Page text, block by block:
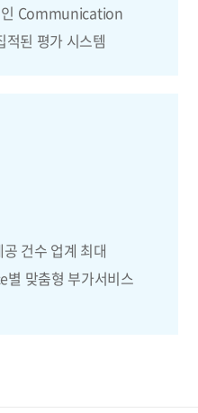
인 Communication
된 평가 시스템
건수 업계 최대
맞춤형 부가서비스